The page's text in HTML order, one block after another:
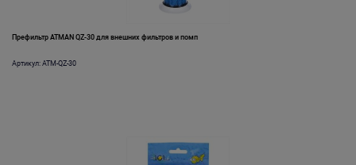
Префильтр ATMAN QZ-30 для внешних фильтров и помп
Артикул: ATM-QZ-30